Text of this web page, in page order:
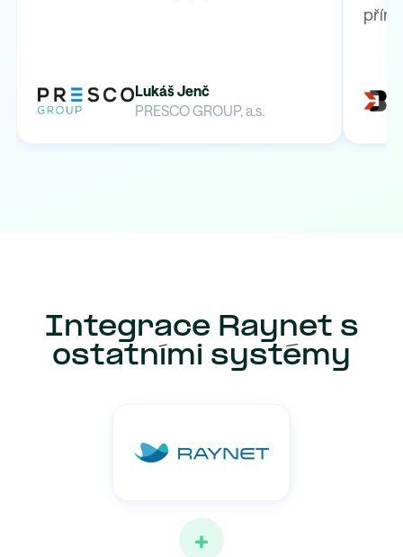
Lukáš Jenč
PRESCO GROUP, a.s.
Integrace Raynet s
ostatními systémy
+